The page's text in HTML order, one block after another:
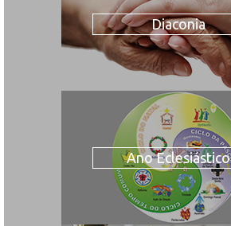
Diaconia
Ano Eclesiástico